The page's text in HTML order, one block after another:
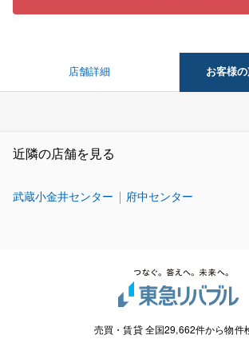
店舗詳細 お客様の
近隣の店舗を見る
武蔵小金井センター 府中センター
売買・賃貸 全国29,662件から物件